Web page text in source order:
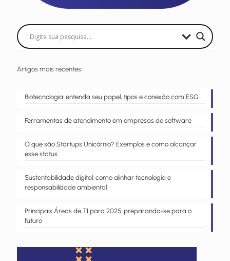
Artigos mais recentes:
Biotecnologia: entenda seu papel, tipos e conexão com ESG
Ferramentas de atendimento em empresas de software
O que são Startups Unicórnio? Exemplos e como alcançar
esse status
Sustentabilidade digital: como alinhar tecnologia e
responsabilidade ambiental
Principais Áreas de TI para 2025: preparando-se para o
futuro